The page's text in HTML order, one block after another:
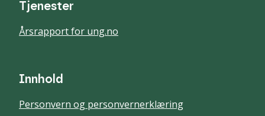
Tjenester
Årsrapport for ung.no
Innhold
Personvern og personvernerklæring